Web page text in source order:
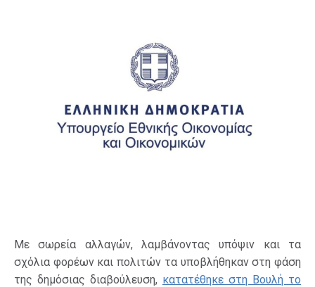
Με σωρεία αλλαγών, λαμβάνοντας υπόψιν και τα
σχόλια φορέων και πολιτών τα υποβλήθηκαν στη φάση
της δημόσιας διαβούλευση, κατατέθηκε στη Βουλή το